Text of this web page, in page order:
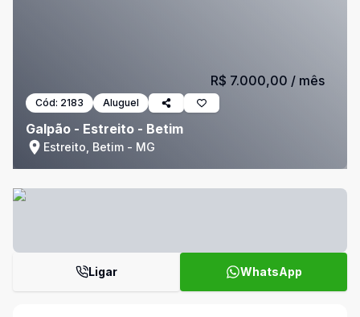
Cód: 2183 Aluguel
Galpão - Estreito - Betim
Estreito, Betim - MG
R$ 7.000,00 / mês
Ligar WhatsApp